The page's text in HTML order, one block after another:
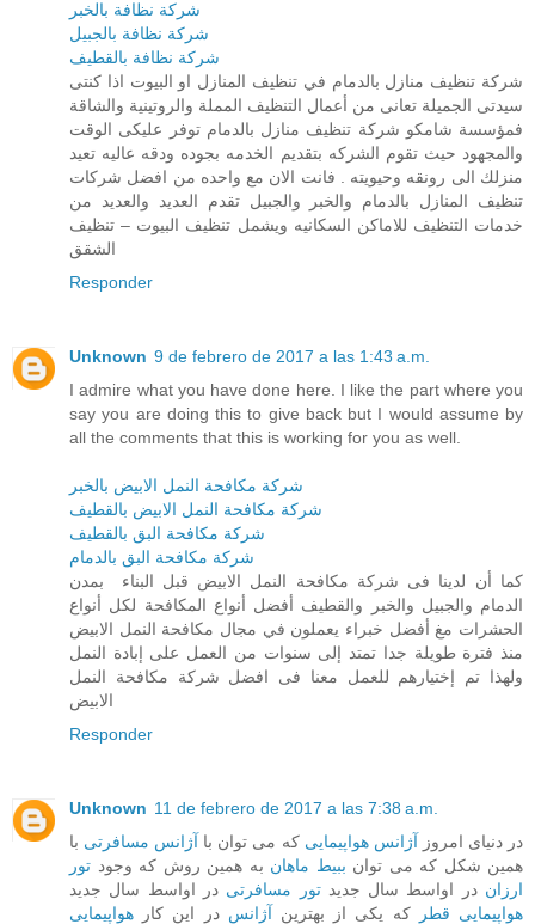
شركة نظافة بالخبر
شركة نظافة بالجبيل
شركة نظافة بالقطيف
شركة تنظيف منازل بالدمام في تنظيف المنازل او البيوت اذا كنتى
سيدتى الجميلة تعانى من أعمال التنظيف المملة والروتينية والشاقة
فمؤسسة شامكو شركة تنظيف منازل بالدمام توفر عليكى الوقت
والمجهود حيث تقوم الشركه بتقديم الخدمه بجوده ودقه عاليه تعيد
منزلك الى رونقه وحيويته . فانت الان مع واحده من افضل شركات
تنظيف المنازل بالدمام والخبر والجبيل تقدم العديد والعديد من
خدمات التنظيف للاماكن السكانيه ويشمل تنظيف البيوت – تنظيف
الشقق
Responder
Unknown 9 de febrero de 2017 a las 1:43 a.m.
I admire what you have done here. I like the part where you
say you are doing this to give back but I would assume by
all the comments that this is working for you as well.
شركة مكافحة النمل الابيض بالخبر
شركة مكافحة النمل الابيض بالقطيف
شركة مكافحة البق بالقطيف
شركة مكافحة البق بالدمام
كما أن لدينا فى شركة مكافحة النمل الابيض قبل البناء بمدن
الدمام والجبيل والخبر والقطيف أفضل أنواع المكافحة لكل أنواع
الحشرات مغ أفضل خبراء يعملون في مجال مكافحة النمل الابيض
منذ فترة طويلة جدا تمتد إلى سنوات من العمل على إبادة النمل
ولهذا تم إختيارهم للعمل معنا فى افضل شركة مكافحة النمل
الابيض
Responder
Unknown 11 de febrero de 2017 a las 7:38 a.m.
در دنیای امروزآژانس هواپیمایی که می توان با آژانس مسافرتی با
همین شکل که می توان ببیط ماهان به همین روش که وجود تور
ارزان در اواسط سال جدیدتور مسافرتی در اواسط سال جدید
هواپیمایی قطر
که یکی از بهترینآژانس در این کار هواپیمایی